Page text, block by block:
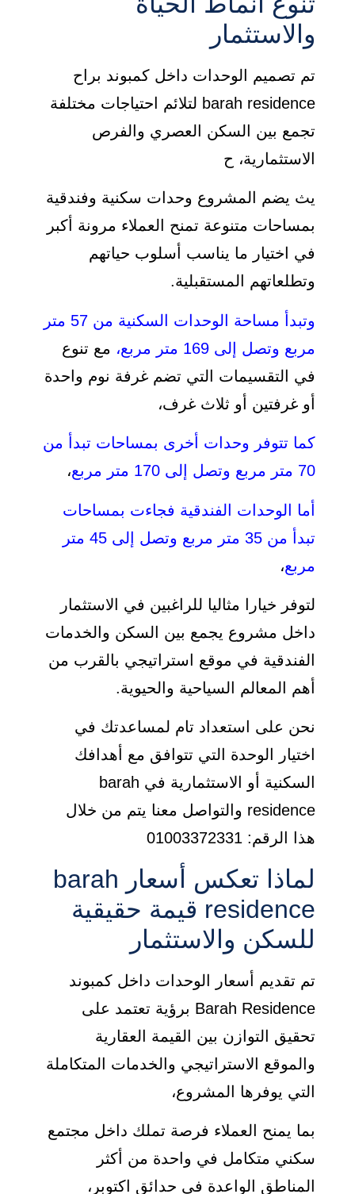
والاستثمار
تم تصميم الوحدات داخل كمبوند براح
barah residence لتلائم احتياجات مختلفة
تجمع بين السكن العصري والفرص
الاستثمارية، ح
يث يضم المشروع وحدات سكنية وفندقية
بمساحات متنوعة تمنح العملاء مرونة أكبر
في اختيار ما يناسب أسلوب حياتهم
وتطلعاتهم المستقبلية.
وتبدأ مساحة الوحدات السكنية من 57 متر
مربع وتصل إلى 169 متر مربع،
مع تنوع
في التقسيمات التي تضم غرفة نوم واحدة
أو غرفتين أو ثلاث غرف،
كما تتوفر وحدات أخرى بمساحات تبدأ من
70 متر مربع وتصل إلى 170 متر مربع
،
أما الوحدات الفندقية فجاءت بمساحات
تبدأ من 35 متر مربع وتصل إلى 45 متر
مربع،
لتوفر خيارا مثاليا للراغبين في الاستثمار
داخل مشروع يجمع بين السكن والخدمات
الفندقية في موقع استراتيجي بالقرب من
أهم المعالم السياحية والحيوية.
نحن على استعداد تام لمساعدتك في
اختيار الوحدة التي تتوافق مع أهدافك
السكنية أو الاستثمارية في barah
residence والتواصل معنا يتم من خلال
هذا الرقم: 01003372331
لماذا تعكس أسعار barah
residence قيمة حقيقية
للسكن والاستثمار
تم تقديم أسعار الوحدات داخل كمبوند
Barah Residence برؤية تعتمد على
تحقيق التوازن بين القيمة العقارية
والموقع الاستراتيجي والخدمات المتكاملة
التي يوفرها المشروع،
بما يمنح العملاء فرصة تملك داخل مجتمع
سكني متكامل في واحدة من أكثر
المناطق الواعدة في حدائق اكتوبر،